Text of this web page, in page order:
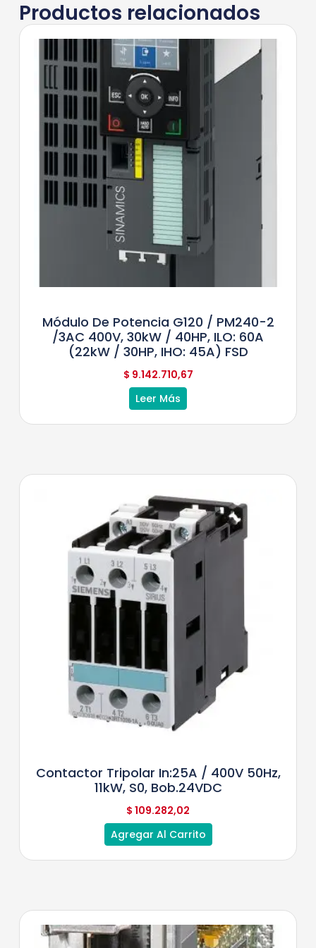
Productos relacionados
Módulo De Potencia G120 / PM240-2
/3AC 400V, 30kW / 40HP, ILO: 60A
(22kW / 30HP, IHO: 45A) FSD
$ 9.142.710,67
Leer Más
Contactor Tripolar In:25A / 400V 50Hz,
11kW, S0, Bob.24VDC
$ 109.282,02
Agregar Al Carrito